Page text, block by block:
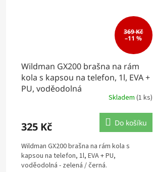
369 Kč
–11 %
Wildman GX200 brašna na rám
kola s kapsou na telefon, 1l, EVA +
PU, voděodolná
Skladem (1 ks)
325 Kč Do košíku
Wildman GX200 brašna na rám kola s
kapsou na telefon, 1l, EVA + PU,
voděodolná - zelená / černá.